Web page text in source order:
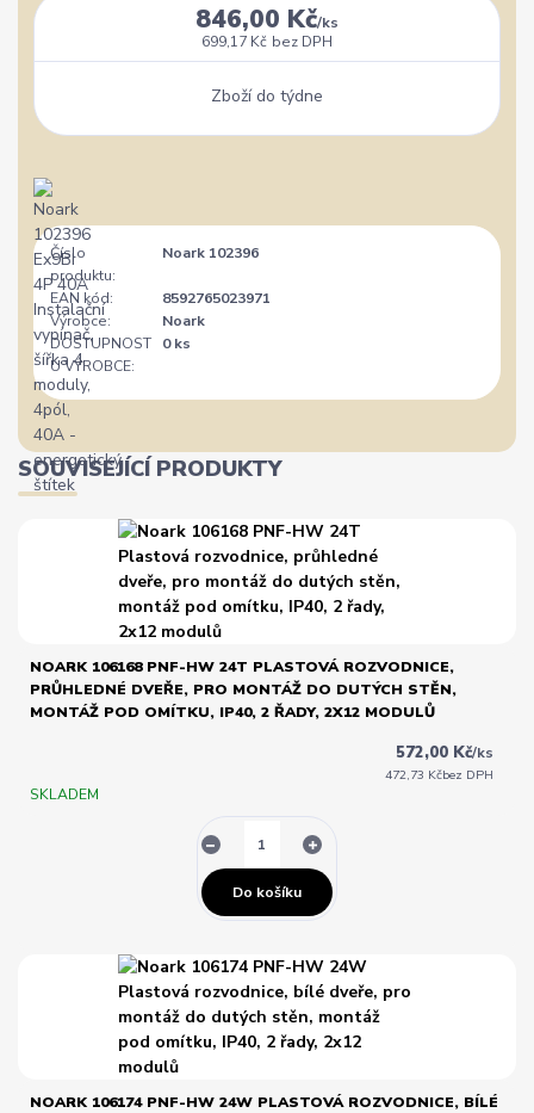
846,00 Kč/ks
699,17 Kč bez DPH
Zboží do týdne
Číslo
produktu:
Noark 102396
EAN kód:
8592765023971
Výrobce:
Noark
DOSTUPNOST
U VÝROBCE:
0 ks
SOUVISEJÍCÍ PRODUKTY
NOARK 106168 PNF-HW 24T PLASTOVÁ ROZVODNICE,
PRŮHLEDNÉ DVEŘE, PRO MONTÁŽ DO DUTÝCH STĚN,
MONTÁŽ POD OMÍTKU, IP40, 2 ŘADY, 2X12 MODULŮ
572,00 Kč/ks
472,73 Kčbez DPH
SKLADEM
Do košíku
NOARK 106174 PNF-HW 24W PLASTOVÁ ROZVODNICE, BÍLÉ